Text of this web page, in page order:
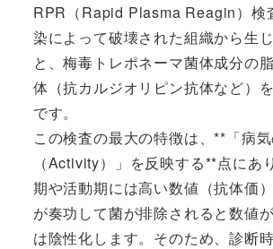
RPR（Rapid Plasma Reagin）検
染によって破壊された組織から生
と、梅毒トレポネーマ菌体成分の
体（抗カルジオリピン抗体など）
です。
この検査の最大の特徴は、**「病
（Activity）」を反映する**点にあ
期や活動期には高い数値（抗体価
が奏功して菌が排除されると数値
は陰性化します。そのため、診断